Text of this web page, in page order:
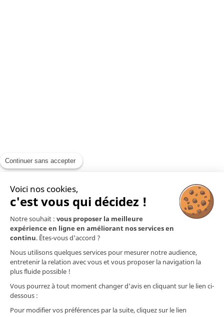
Continuer sans accepter
Voici nos cookies,
c'est vous qui décidez !
Notre souhait : vous proposer la meilleure
expérience en ligne en améliorant nos services en
continu. Êtes-vous d'accord ?
Nous utilisons quelques services pour mesurer notre audience,
entretenir la relation avec vous et vous proposer la navigation la
plus fluide possible !
Vous pourrez à tout moment changer d'avis en cliquant sur le lien ci-
dessous :
Pour modifier vos préférences par la suite, cliquez sur le lien